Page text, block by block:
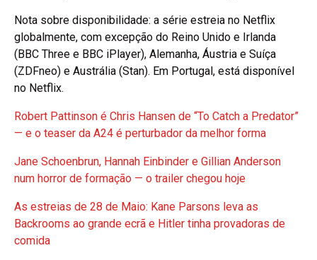
Nota sobre disponibilidade: a série estreia no Netflix
globalmente, com excepção do Reino Unido e Irlanda
(BBC Three e BBC iPlayer), Alemanha, Áustria e Suíça
(ZDFneo) e Austrália (Stan). Em Portugal, está disponível
no Netflix.
Robert Pattinson é Chris Hansen de “To Catch a Predator”
— e o teaser da A24 é perturbador da melhor forma
Jane Schoenbrun, Hannah Einbinder e Gillian Anderson
num horror de formação — o trailer chegou hoje
As estreias de 28 de Maio: Kane Parsons leva as
Backrooms ao grande ecrã e Hitler tinha provadoras de
comida